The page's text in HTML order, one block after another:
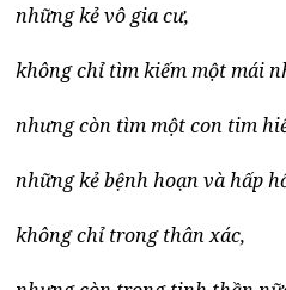
những kẻ vô gia cư,
không chỉ tìm kiếm một mái
nhưng còn tìm một con tim
những kẻ bệnh hoạn và hấp
không chỉ trong thân xác,